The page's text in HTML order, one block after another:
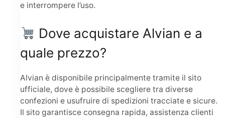
e interrompere l’uso.
Dove acquistare Alvian e a
quale prezzo?
Alvian è disponibile principalmente tramite il sito
ufficiale, dove è possibile scegliere tra diverse
confezioni e usufruire di spedizioni tracciate e sicure.
Il sito garantisce consegna rapida, assistenza clienti